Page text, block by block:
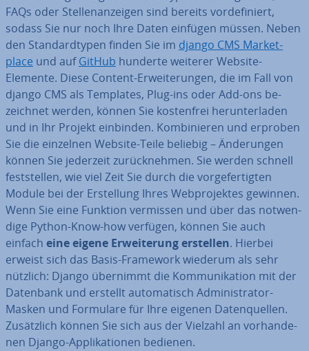
FAQs oder Stel­len­an­zei­gen sind bereits vor­de­fi­niert,
sodass Sie nur noch Ihre Daten einfügen müssen. Neben
den Stan­dard­ty­pen finden Sie im django CMS Mar­ket­
place und aufGitHub hunderte weiterer Website-
Elemente. Diese Content-Er­wei­te­run­gen, die im Fall von
django CMS als Templates, Plug-ins oder Add-ons be­
zeich­net werden, können Sie kos­ten­frei her­un­ter­la­den
und in Ihr Projekt einbinden. Kom­bi­nie­ren und erproben
Sie die einzelnen Website-Teile beliebig – Än­de­run­gen
können Sie jederzeit zu­rück­neh­men. Sie werden schnell
fest­stel­len, wie viel Zeit Sie durch die vor­ge­fer­tig­ten
Module bei der Er­stel­lung Ihres Web­pro­jek­tes gewinnen.
Wenn Sie eine Funktion vermissen und über das not­wen­
di­ge Python-Know-how verfügen, können Sie auch
einfach eine eigene Er­wei­te­rung erstellen. Hierbei
erweist sich das Basis-Framework wiederum als sehr
nützlich: Django übernimmt die Kom­mu­ni­ka­ti­on mit der
Datenbank und erstellt au­to­ma­tisch Ad­mi­nis­tra­tor-
Masken und Formulare für Ihre eigenen Da­ten­quel­len.
Zu­sätz­lich können Sie sich aus der Vielzahl an vor­han­de­
nen Django-Ap­pli­ka­tio­nen bedienen.